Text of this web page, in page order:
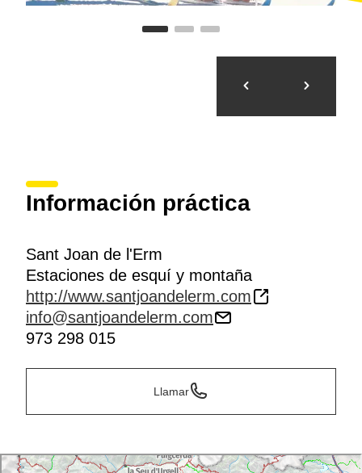
Información práctica
Sant Joan de l'Erm
Estaciones de esquí y montaña
http://www.santjoandelerm.com
info@santjoandelerm.com
973 298 015
Llamar